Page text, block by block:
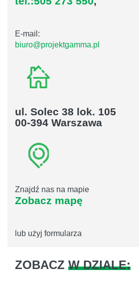
E-mail:
biuro@projektgamma.pl
ul. Solec 38 lok. 105
00-394 Warszawa
Znajdź nas na mapie
Zobacz mapę
lub użyj formularza
ZOBACZ W DZIALE: